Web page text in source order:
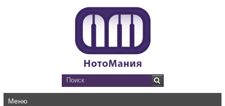
Меню